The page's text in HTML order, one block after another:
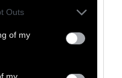
Outs
of my
my
στις
από τη
Η θρησκεία ήταν